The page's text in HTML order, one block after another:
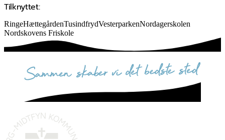
Tilknyttet:
RingeHættegårdenTusindfrydVesterparkenNordagerskolen
Nordskovens Friskole
sammen skaber vi det bedste sted